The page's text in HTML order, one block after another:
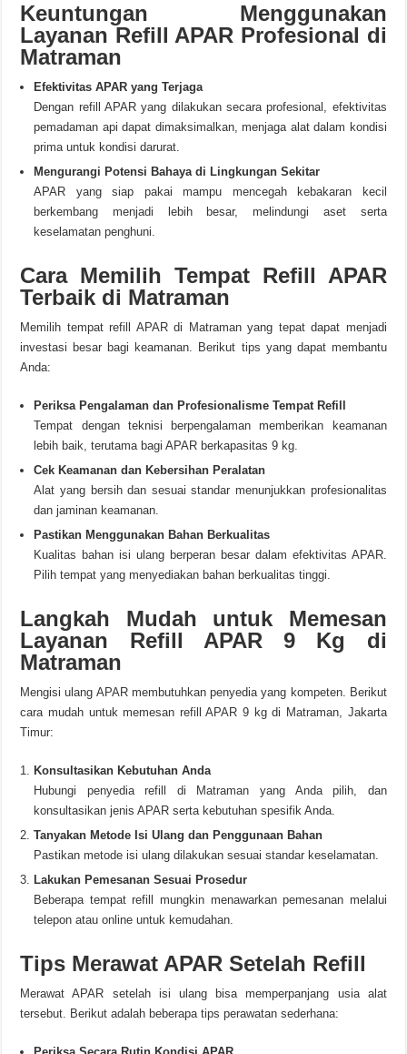
Keuntungan Menggunakan
Layanan Refill APAR Profesional di
Matraman
Efektivitas APAR yang Terjaga
Dengan refill APAR yang dilakukan secara profesional, efektivitas
pemadaman api dapat dimaksimalkan, menjaga alat dalam kondisi
prima untuk kondisi darurat.
Mengurangi Potensi Bahaya di Lingkungan Sekitar
APAR yang siap pakai mampu mencegah kebakaran kecil
berkembang menjadi lebih besar, melindungi aset serta
keselamatan penghuni.
Cara Memilih Tempat Refill APAR
Terbaik di Matraman
Memilih tempat refill APAR di Matraman yang tepat dapat menjadi
investasi besar bagi keamanan. Berikut tips yang dapat membantu
Anda:
Periksa Pengalaman dan Profesionalisme Tempat Refill
Tempat dengan teknisi berpengalaman memberikan keamanan
lebih baik, terutama bagi APAR berkapasitas 9 kg.
Cek Keamanan dan Kebersihan Peralatan
Alat yang bersih dan sesuai standar menunjukkan profesionalitas
dan jaminan keamanan.
Pastikan Menggunakan Bahan Berkualitas
Kualitas bahan isi ulang berperan besar dalam efektivitas APAR.
Pilih tempat yang menyediakan bahan berkualitas tinggi.
Langkah Mudah untuk Memesan
Layanan Refill APAR 9 Kg di
Matraman
Mengisi ulang APAR membutuhkan penyedia yang kompeten. Berikut
cara mudah untuk memesan refill APAR 9 kg di Matraman, Jakarta
Timur:
Konsultasikan Kebutuhan Anda
Hubungi penyedia refill di Matraman yang Anda pilih, dan
konsultasikan jenis APAR serta kebutuhan spesifik Anda.
Tanyakan Metode Isi Ulang dan Penggunaan Bahan
Pastikan metode isi ulang dilakukan sesuai standar keselamatan.
Lakukan Pemesanan Sesuai Prosedur
Beberapa tempat refill mungkin menawarkan pemesanan melalui
telepon atau online untuk kemudahan.
Tips Merawat APAR Setelah Refill
Merawat APAR setelah isi ulang bisa memperpanjang usia alat
tersebut. Berikut adalah beberapa tips perawatan sederhana: